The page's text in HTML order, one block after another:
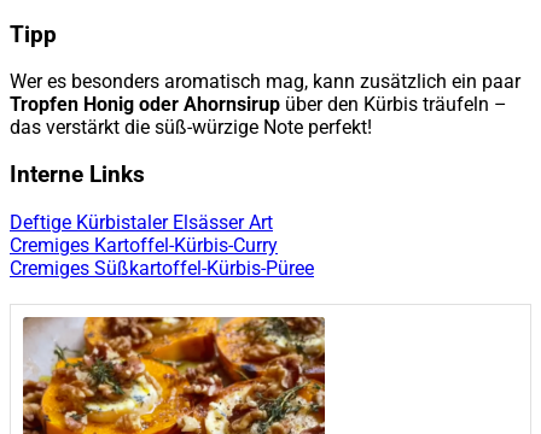
Tipp
Wer es besonders aromatisch mag, kann zusätzlich ein paar
Tropfen Honig oder Ahornsirup über den Kürbis träufeln –
das verstärkt die süß-würzige Note perfekt!
Interne Links
Deftige Kürbistaler Elsässer Art
Cremiges Kartoffel-Kürbis-Curry
Cremiges Süßkartoffel-Kürbis-Püree